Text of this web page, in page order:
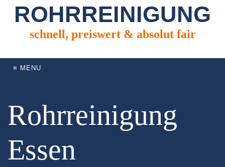
ROHRREINIGUNG
schnell, preiswert & absolut fair
≡ MENU
Rohrreinigung
Essen